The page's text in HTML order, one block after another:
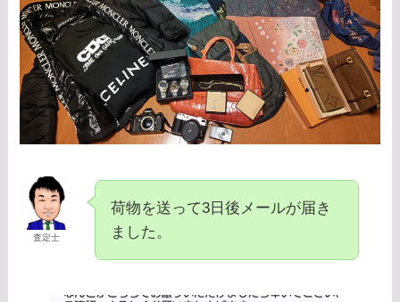
査定士
荷物を送って3日後メールが届き
ました。